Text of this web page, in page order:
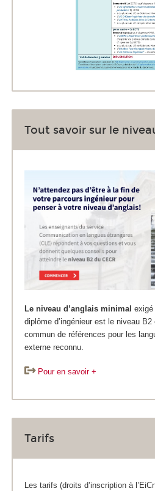
Tout savoir sur le
Le niveau d’anglais minimal exigé
diplôme d’ingénieur est le niveau B2
commun de références pour les
externe reconnu.
Pour en savoir +
Tarifs
Les tarifs (droits d’inscription à